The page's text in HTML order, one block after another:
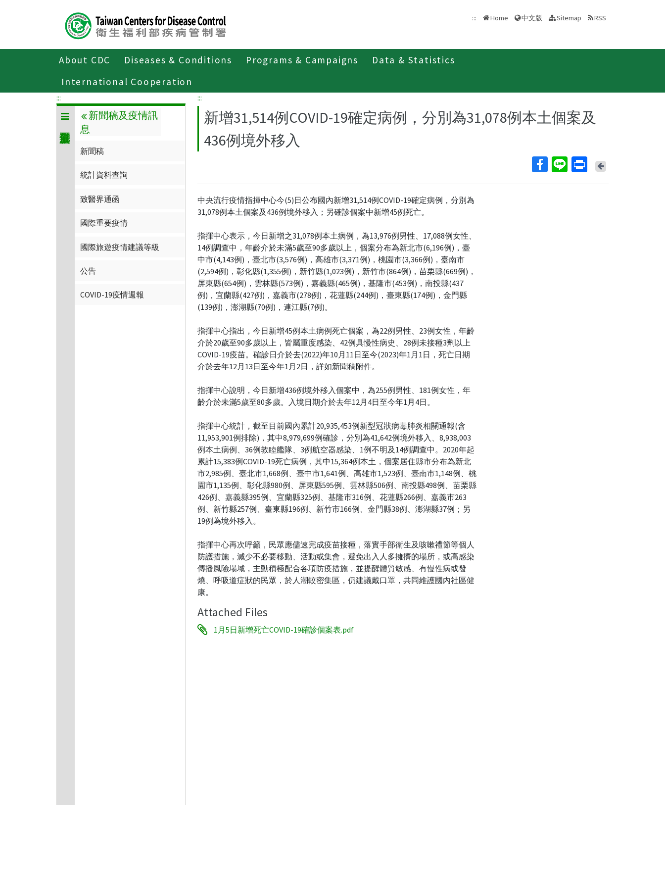
::: Home 中文版 Sitemap RSS
About CDC Diseases & Conditions Programs & Campaigns
Data & Statistics
International Cooperation
傳染病與防疫專題
:::
新聞稿及疫情訊
息
新聞稿
統計資料查詢
致醫界通函
國際重要疫情
國際旅遊疫情建議等級
公告
COVID-19疫情週報
:::
新增31,514例COVID-19確定病例，分別為31,078例本土個案及
436例境外移入
Back
中央流行疫情指揮中心今(5)日公布國內新增31,514例COVID-19確定病例，分別為
31,078例本土個案及436例境外移入；另確診個案中新增45例死亡。
指揮中心表示，今日新增之31,078例本土病例，為13,976例男性、17,088例女性、
14例調查中，年齡介於未滿5歲至90多歲以上，個案分布為新北市(6,196例)，臺
中市(4,143例)，臺北市(3,576例)，高雄市(3,371例)，桃園市(3,366例)，臺南市
(2,594例)，彰化縣(1,355例)，新竹縣(1,023例)，新竹市(864例)，苗栗縣(669例)，
屏東縣(654例)，雲林縣(573例)，嘉義縣(465例)，基隆市(453例)，南投縣(437
例)，宜蘭縣(427例)，嘉義市(278例)，花蓮縣(244例)，臺東縣(174例)，金門縣
(139例)，澎湖縣(70例)，連江縣(7例)。
指揮中心指出，今日新增45例本土病例死亡個案，為22例男性、23例女性，年齡
介於20歲至90多歲以上，皆屬重度感染、42例具慢性病史、28例未接種3劑以上
COVID-19疫苗。確診日介於去(2022)年10月11日至今(2023)年1月1日，死亡日期
介於去年12月13日至今年1月2日，詳如新聞稿附件。
指揮中心說明，今日新增436例境外移入個案中，為255例男性、181例女性，年
齡介於未滿5歲至80多歲。入境日期介於去年12月4日至今年1月4日。
指揮中心統計，截至目前國內累計20,935,453例新型冠狀病毒肺炎相關通報(含
11,953,901例排除)，其中8,979,699例確診，分別為41,642例境外移入、8,938,003
例本土病例、36例敦睦艦隊、3例航空器感染、1例不明及14例調查中。2020年起
累計15,383例COVID-19死亡病例，其中15,364例本土，個案居住縣市分布為新北
市2,985例、臺北市1,668例、臺中市1,641例、高雄市1,523例、臺南市1,148例、桃
園市1,135例、彰化縣980例、屏東縣595例、雲林縣506例、南投縣498例、苗栗縣
426例、嘉義縣395例、宜蘭縣325例、基隆市316例、花蓮縣266例、嘉義市263
例、新竹縣257例、臺東縣196例、新竹市166例、金門縣38例、澎湖縣37例；另
19例為境外移入。
指揮中心再次呼籲，民眾應儘速完成疫苗接種，落實手部衛生及咳嗽禮節等個人
防護措施，減少不必要移動、活動或集會，避免出入人多擁擠的場所，或高感染
傳播風險場域，主動積極配合各項防疫措施，並提醒體質敏感、有慢性病或發
燒、呼吸道症狀的民眾，於人潮較密集區，仍建議戴口罩，共同維護國內社區健
康。
Attached Files
1月5日新增死亡COVID-19確診個案表.pdf